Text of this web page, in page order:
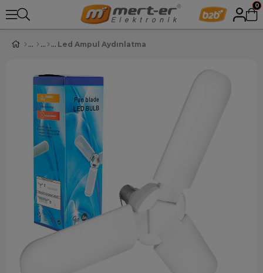
0
Led Ampul Aydınlatma